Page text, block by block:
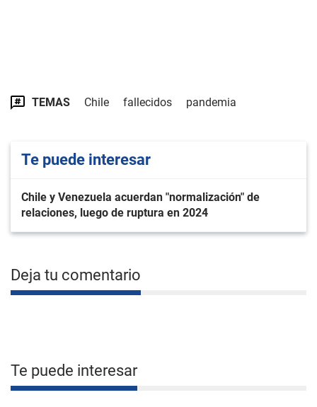
TEMAS Chile fallecidos pandemia
Te puede interesar
Chile y Venezuela acuerdan "normalización" de
relaciones, luego de ruptura en 2024
Deja tu comentario
Te puede interesar